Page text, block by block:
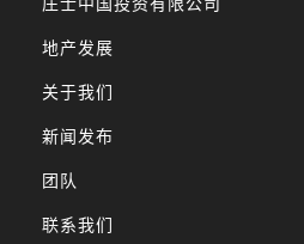
庄士中国投资有限公司
地产发展
关于我们
新闻发布
团队
联系我们